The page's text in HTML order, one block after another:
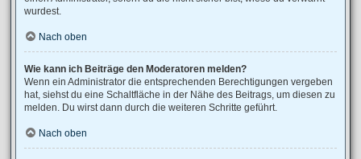
wurdest.
Nach oben
Wie kann ich Beiträge den Moderatoren melden?
Wenn ein Administrator die entsprechenden Berechtigungen vergeben
hat, siehst du eine Schaltfläche in der Nähe des Beitrags, um diesen zu
melden. Du wirst dann durch die weiteren Schritte geführt.
Nach oben